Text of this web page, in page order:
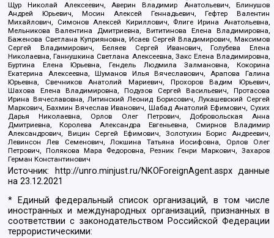
Щур Николай Алексеевич, Аверин Владимир Анатольевич, Блинушов
Андрей Юрьевич, Мосин Алексей Геннадьевич, Гефтер Валентин
Михайлович, Симонов Алексей Кириллович, Флиге Ирина Анатольевна,
Мельникова Валентина Дмитриевна, Вититинова Елена Владимировна,
Баженова Светлана Куприяновна, Исаев Сергей Владимирович, Максимов
Сергей Владимирович, Беляев Сергей Иванович, Голубева Елена
Николаевна, Ганнушкина Светлана Алексеевна, Закс Елена Владимировна,
Буртина Елена Юрьевна, Гендель Людмила Залмановна, Кокорина
Екатерина Алексеевна, Шуманов Илья Вячеславович, Арапова Галина
Юрьевна, Свечников Анатолий Мариевич, Прохоров Вадим Юрьевич,
Шахова Елена Владимировна, Подузов Сергей Васильевич, Протасова
Ирина Вячеславовна, Литинский Леонид Борисович, Лукашевский Сергей
Маркович, Бахмин Вячеслав Иванович, Шабад Анатолий Ефимович, Сухих
Дарья Николаевна, Орлов Олег Петрович, Добровольская Анна
Дмитриевна, Королева Александра Евгеньевна, Смирнов Владимир
Александрович, Вицин Сергей Ефимович, Золотухин Борис Андреевич,
Левинсон Лев Семенович, Локшина Татьяна Иосифовна, Орлов Олег
Петрович, Полякова Мара Федоровна, Резник Генри Маркович, Захаров
Герман Константинович
Источник: http://unro.minjust.ru/NKOForeignAgent.aspxданные
на23.12.2021
* Единый федеральный список организаций, в том числе
иностранных и международных организаций, признанных в
соответствии с законодательством Российской Федерации
террористическими: